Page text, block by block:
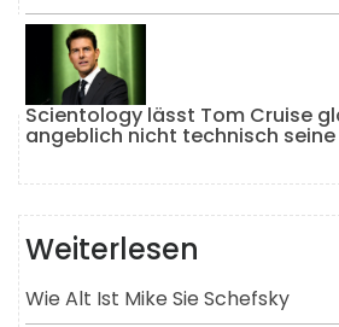
Scientology lässt Tom Cruise
angeblich nicht technisch
Weiterlesen
Wie Alt Ist Mike Sie Schefsky